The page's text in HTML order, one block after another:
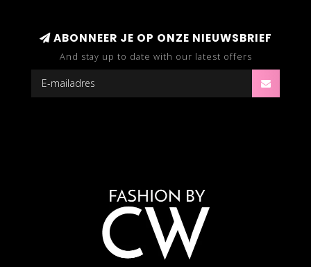
ABONNEER JE OP ONZE NIEUWSBRIEF
And stay up to date with our latest offers